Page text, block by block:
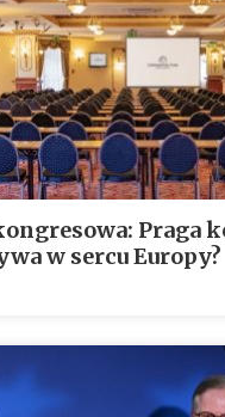
Praga
w sercu Europy?